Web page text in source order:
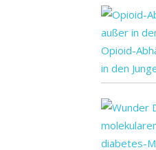
Opioid-
in den